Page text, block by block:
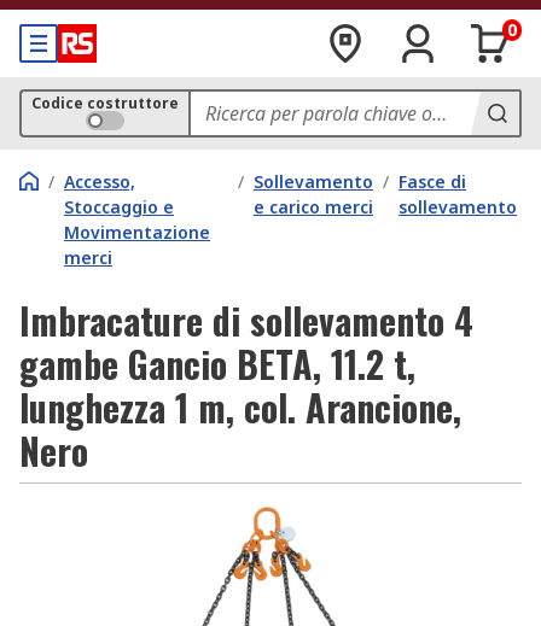
0
Codice costruttore
/ Accesso,
Stoccaggio e
Movimentazione
merci
/ Sollevamento
e carico merci
/ Fasce di
sollevamento
Imbracature di sollevamento 4
gambe Gancio BETA, 11.2 t,
lunghezza 1 m, col. Arancione,
Nero